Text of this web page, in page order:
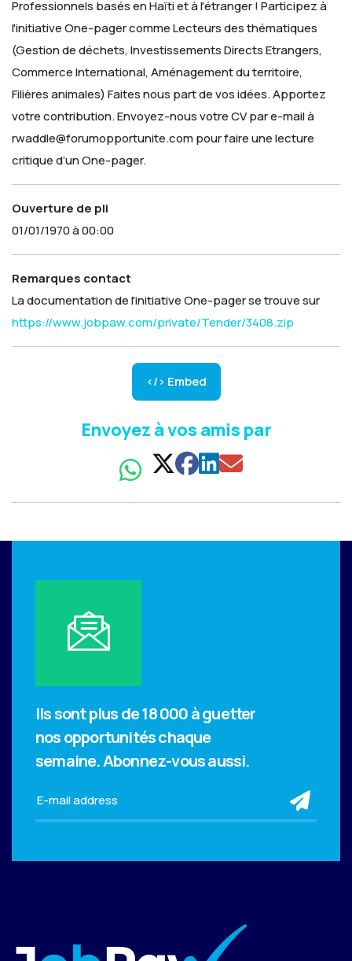
Professionnels basés en Haïti et à l'étranger !Participez à
l'initiative One-pager comme Lecteurs des thématiques
(Gestion de déchets, Investissements Directs Etrangers,
Commerce International, Aménagement du territoire,
Filières animales) Faites nous part de vos idées. Apportez
votre contribution.Envoyez-nous votre CV par e-mail à
rwaddle@forumopportunite.com pour faire une lecture
critique d’un One-pager.
Ouverture de pli
01/01/1970 à 00:00
Remarques contact
La documentation de l'initiative One-pager se trouve sur
https://www.jobpaw.com/private/Tender/3408.zip
</> Embed
Envoyez à vos amis par
Ils sont plus de 18 000 à guetter
nos opportunités chaque
semaine.Abonnez-vous aussi.